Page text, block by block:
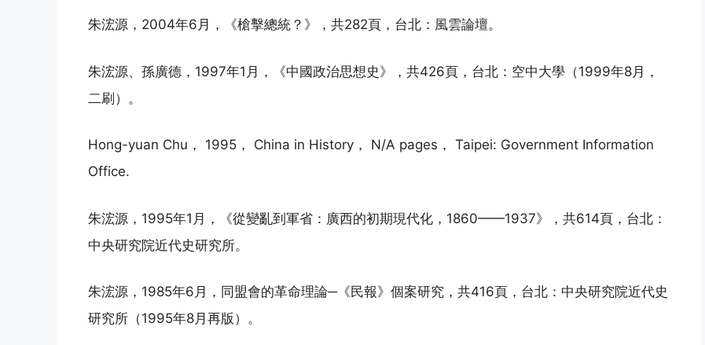
朱浤源，2004年6月，《槍擊總統？》，共282頁，台北：風雲論壇。
朱浤源、孫廣德，1997年1月，《中國政治思想史》，共426頁，台北：空中大學（1999年8月，
二刷）。
Hong-yuan Chu， 1995， China in History， N/A pages， Taipei: Government Information
Office.
朱浤源，1995年1月，《從變亂到軍省：廣西的初期現代化，1860——1937》，共614頁，台北：
中央研究院近代史研究所。
朱浤源，1985年6月，同盟會的革命理論─《民報》個案研究，共416頁，台北：中央研究院近代史
研究所（1995年8月再版）。